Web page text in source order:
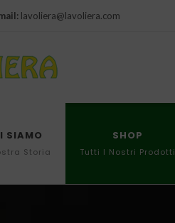
lavoliera@lavoliera.com
SIAMO
Storia
SHOP
Tutti I Nostri Prodotti